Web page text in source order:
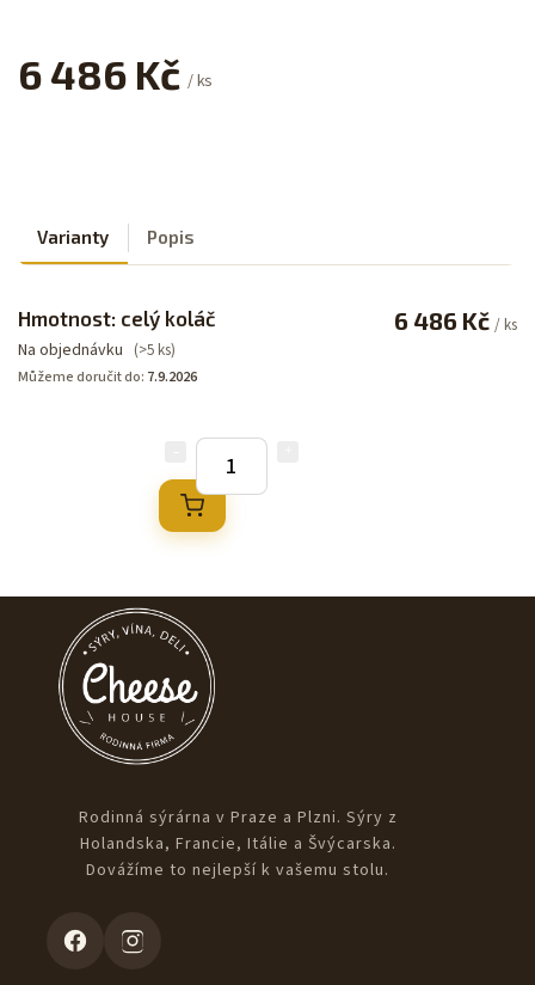
6 486 Kč/ ks
Varianty Popis
Hmotnost: celý koláč
Na objednávku
(>5 ks)
Můžeme doručit do: 7.9.2026
6 486 Kč / ks
Rodinná sýrárna v Praze a Plzni. Sýry z
Holandska, Francie, Itálie a Švýcarska.
Dovážíme to nejlepší k vašemu stolu.